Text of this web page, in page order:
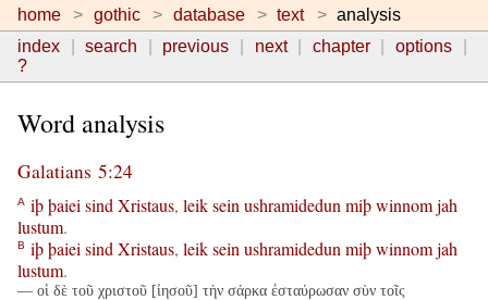
home gothic database text
analysis
index
search previous next chapter
options
?
Word analysis
Galatians 5:24
A iþþaiei sind Xristaus, leiksein ushramidedun miþwinnomjah
lustum.
B iþþaiei sind Xristaus, leiksein ushramidedun miþwinnomjah
lustum.
— οἱ δὲ τοῦ χριστοῦ [ἰησοῦ] τὴν σάρκα ἐσταύρωσαν σὺν τοῖς